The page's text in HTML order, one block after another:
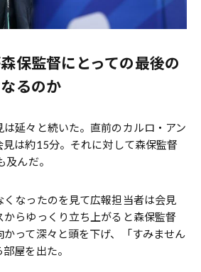
保監督にとっての最後の
るのか
延々と続いた。直前のカルロ・アン
見は約15分。それに対して森保監督
んだ。
なったのを見て広報担当者は会見
からゆっくり立ち上がると森保監督
かって深々と頭を下げ、「すみません
屋を出た。